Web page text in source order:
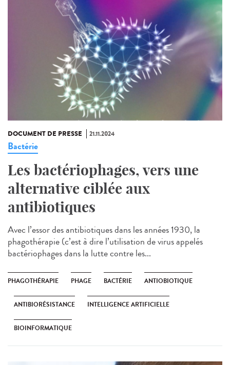
DOCUMENT DE PRESSE 21.11.2024
Bactérie
Les bactériophages, vers une
alternative ciblée aux
antibiotiques
Avec l’essor des antibiotiques dans les années 1930, la
phagothérapie (c’est à dire l’utilisation de virus appelés
bactériophages dans la lutte contre les...
PHAGOTHÉRAPIE PHAGE BACTÉRIE ANTIOBIOTIQUE
ANTIBIORÉSISTANCE INTELLIGENCE ARTIFICIELLE
BIOINFORMATIQUE